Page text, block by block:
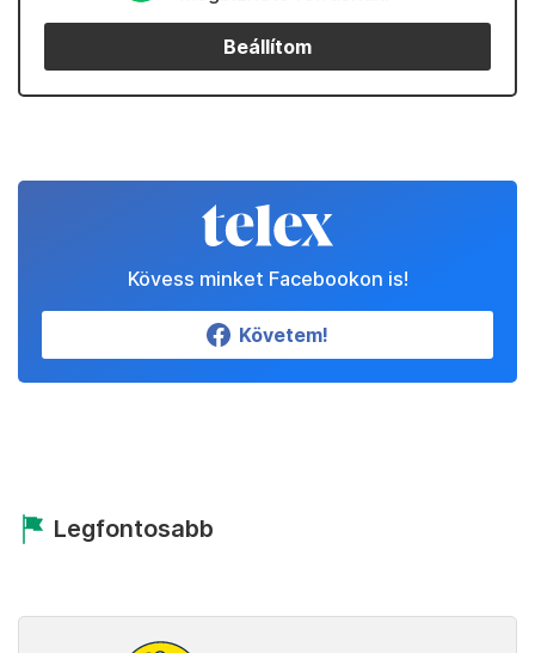
Beállítom
Kövess minket Facebookon is!
Követem!
Legfontosabb